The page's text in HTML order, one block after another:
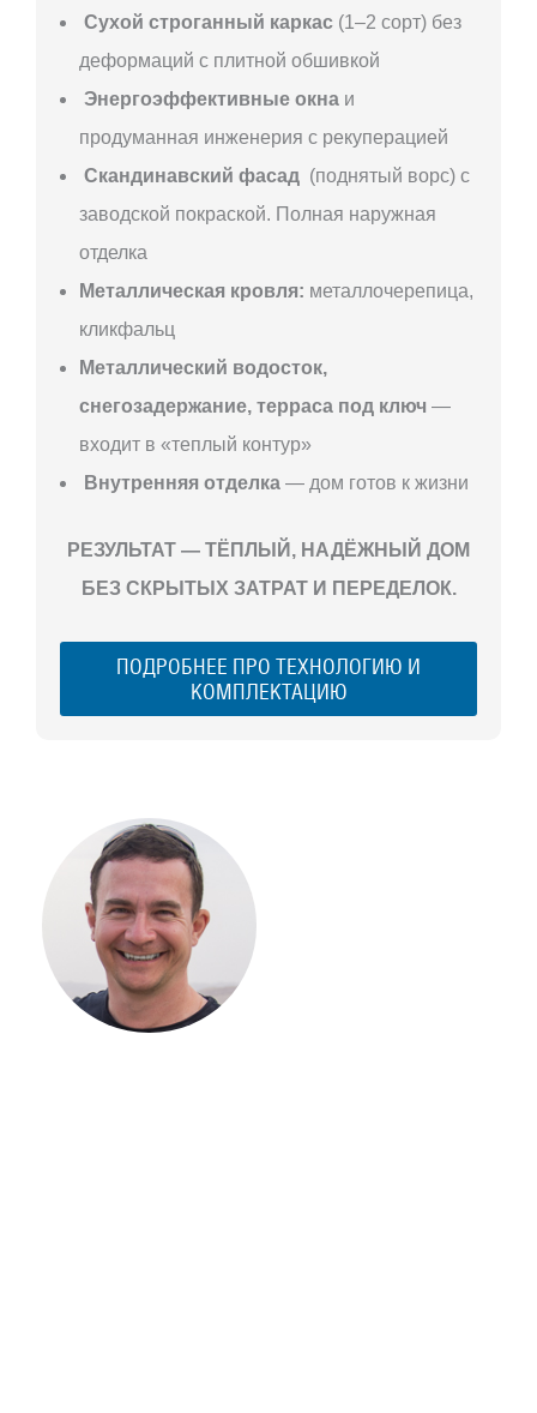
Сухой строганный каркас (1–2 сорт) без
деформаций с плитной обшивкой
Энергоэффективные окна и
продуманная инженерия с рекуперацией
Скандинавский фасад (поднятый ворс) с
заводской покраской. Полная наружная
отделка
Металлическая кровля: металлочерепица,
кликфальц
Металлический водосток,
снегозадержание, терраса под ключ —
входит в «теплый контур»
Внутренняя отделка — дом готов к жизни
РЕЗУЛЬТАТ — ТЁПЛЫЙ, НАДЁЖНЫЙ ДОМ
БЕЗ СКРЫТЫХ ЗАТРАТ И ПЕРЕДЕЛОК.
ПОДРОБНЕЕ ПРО ТЕХНОЛОГИЮ И
КОМПЛЕКТАЦИЮ